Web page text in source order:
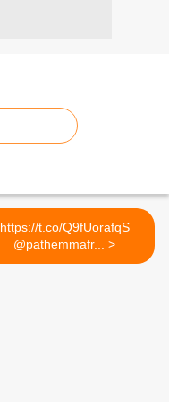
https://t.co/Q9fUorafqS
@pathemmafr... >